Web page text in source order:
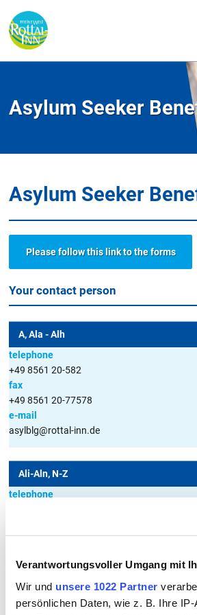
Verantwortungsvoller Umgang mit
Wir und unsere 1022 Partner
persönlichen Daten, wie z. B. Ihre
Asylum Seeker
Asylum Seeker
Please follow this link to the forms
Your contact person
A, Ala - Alh
telephone
+49 8561 20-582
fax
+49 8561 20-77578
e-mail
asylblg@rottal-inn.de
Ali-Aln, N-Z
telephone
+49 8561 20-77578
asylblg@rottal-inn.de